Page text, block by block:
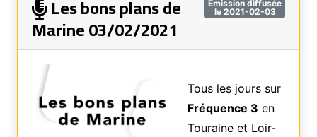
Émission diffusée
le 2021-02-03
Les bons plans de
Marine 03/02/2021
Tous les jours sur
Fréquence 3 en
Touraine et Loir-